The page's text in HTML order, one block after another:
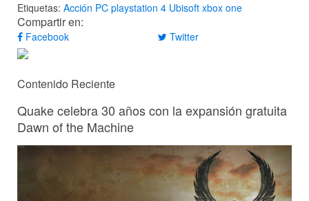
Etiquetas: Acción PC playstation 4 Ubisoft xbox one
Compartir en:
Facebook Twitter
Contenido Reciente
Quake celebra 30 años con la expansión gratuita
Dawn of the Machine